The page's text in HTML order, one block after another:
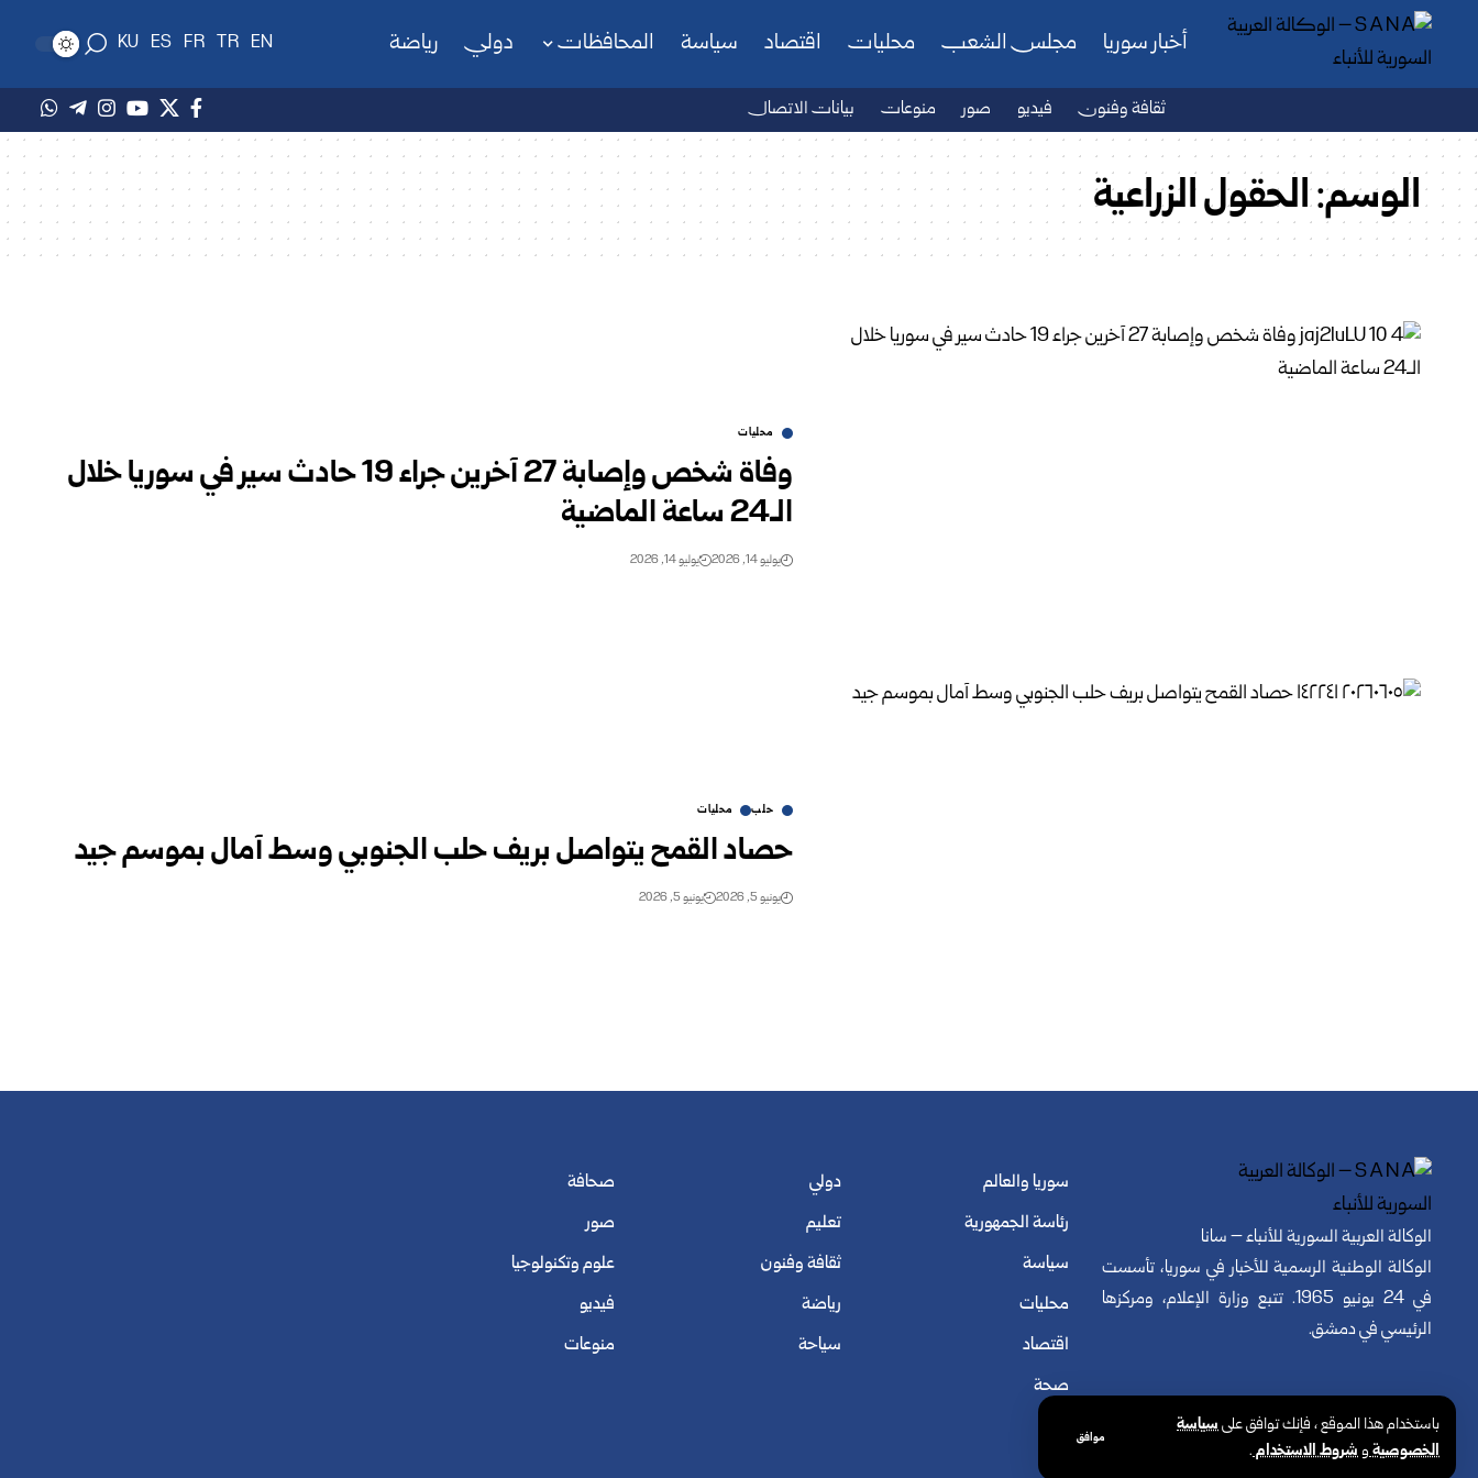
باستخدام هذا الموقع ، فإنك توافق علىسياسة
الخصوصيةوشروط الاستخدام.
موافق
أخبار سوريا مجلس الشعب محليات اقتصاد سياسة المحافظات دولي رياضة EN
TR
FR
ES
KU
ثقافة وفنون فيديو صور منوعات بيانات الاتصال
الوسم:الحقول الزراعية
محليات
وفاة شخص وإصابة 27 آخرين جراء 19 حادث سير في سوريا خلال
‏الـ24 ساعة الماضية
يوليو 14, 2026 يوليو 14, 2026
حلب محليات
حصاد القمح يتواصل بريف حلب الجنوبي وسط آمال بموسم جيد
يونيو 5, 2026 يونيو 5, 2026
الوكالة العربية السورية للأنباء – سانا
الوكالة الوطنية الرسمية للأخبار في سوريا، تأسست
في 24 يونيو 1965. تتبع وزارة الإعلام، ومركزها
الرئيسي في دمشق.
سوريا والعالم
رئاسة الجمهورية
سياسة
محليات
اقتصاد
صحة
دولي
تعليم
ثقافة وفنون
رياضة
سياحة
صحافة
صور
علوم وتكنولوجيا
فيديو
منوعات